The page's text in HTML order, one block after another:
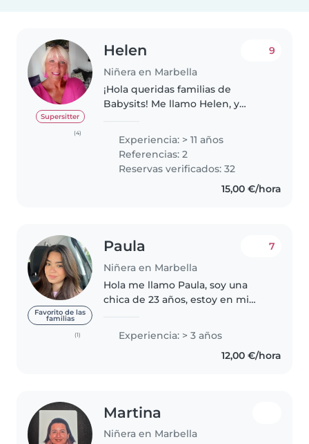
Supersitter
(4)
Helen
Niñera en Marbella
9
¡Hola queridas familias de
Babysits! Me llamo Helen, y
experiencia cuidando y
enseñando a niños de todas las
edades y nacionalidades. He
vivido 29 años en Estados..
Experiencia: > 11 años
Referencias: 2
Reservas verificados: 32
15,00 €/hora
Favorito de las
familias
(1)
Paula
Niñera en Marbella
7
Hola me llamo Paula, soy una
chica de 23 años, estoy en mi
estudiando en Polonia. Trabajo
de niñera en mis tiempos libres
Experiencia: > 3 años
12,00 €/hora
Martina
Niñera en Marbella